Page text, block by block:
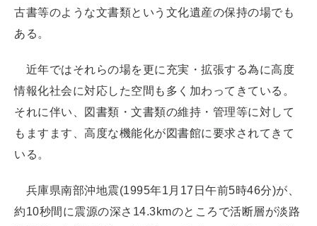
古書等のような文書類という文化遺産の保持の場でも
ある。
近年ではそれらの場を更に充実・拡張する為に高度
情報化社会に対応した空間も多く加わってきている。
それに伴い、図書類・文書類の維持・管理等に対して
もますます、高度な機能化が図書館に要求されてきて
いる。
兵庫県南部沖地震(1995年1月17日午前5時46分)が、
約10秒間に震源の深さ14.3kmのところで活断層が淡路